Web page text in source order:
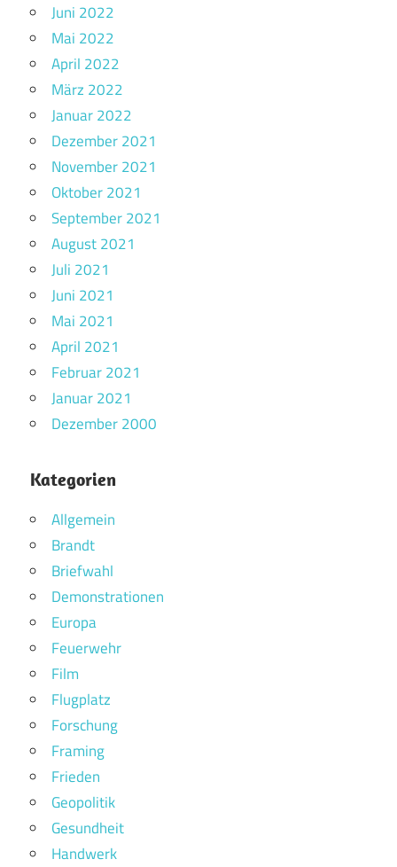
Juni 2022
Mai 2022
April 2022
März 2022
Januar 2022
Dezember 2021
November 2021
Oktober 2021
September 2021
August 2021
Juli 2021
Juni 2021
Mai 2021
April 2021
Februar 2021
Januar 2021
Dezember 2000
Kategorien
Allgemein
Brandt
Briefwahl
Demonstrationen
Europa
Feuerwehr
Film
Flugplatz
Forschung
Framing
Frieden
Geopolitik
Gesundheit
Handwerk